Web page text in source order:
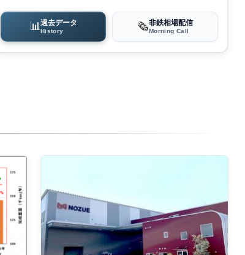
📊 過去データ
History 🗞️非鉄相場配信
Morning Call